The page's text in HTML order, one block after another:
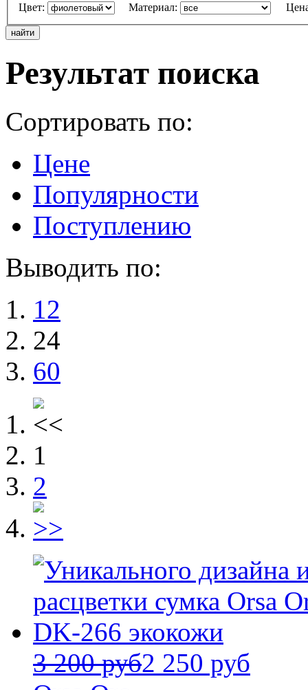
Цвет:
Материал:
Результат поиска
Сортировать по:
Цене
Популярности
Поступлению
Выводить по:
12
24
60
1
2
3 200 руб2 250 руб